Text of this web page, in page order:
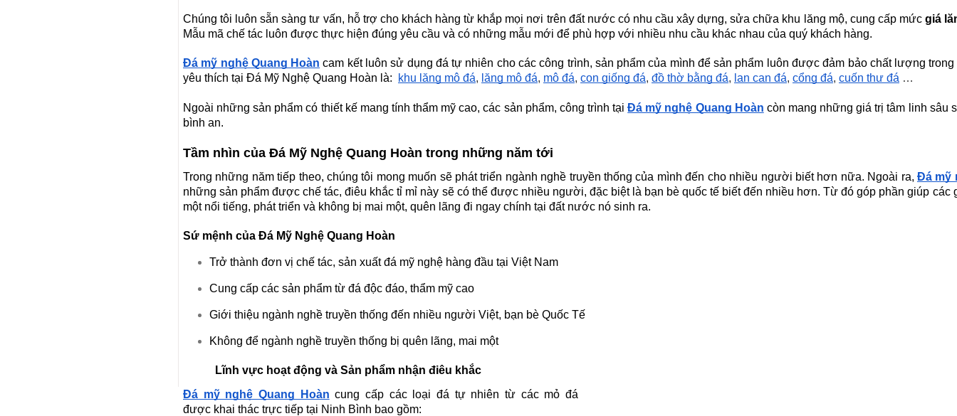
Chúng tôi luôn sẵn sàng tư vấn, hỗ trợ cho khách hàng từ khắp mọi nơi trên đất nước có nhu cầu xây dựng, sửa chữa khu lăng mộ, cung cấp mứcgiá
Mẫu mã chế tác luôn được thực hiện đúng yêu cầu và có những mẫu mới để phù hợp với nhiều nhu cầu khác nhau của quý khách hàng.
Đá mỹ nghệ Quang Hoàn cam kết luôn sử dụng đá tự nhiên cho các công trình, sản phẩm của mình để sản phẩm luôn được đảm bảo chất lượng
yêu thích tại Đá Mỹ Nghệ Quang Hoàn là:
khu lăng mộ đá, lăng mộ đá, mộ đá, con giống đá, đồ thờ bằng đá, lan can đá, cổng đá, cuốn thư đá …
Ngoài những sản phẩm có thiết kế mang tính thẩm mỹ cao, các sản phẩm, công trình tạiĐá mỹ nghệ Quang Hoàn còn mang những giá trị tâm linh sâu
bình an.
Tầm nhìn của Đá Mỹ Nghệ Quang Hoàn trong những năm tới
Trong những năm tiếp theo, chúng tôi mong muốn sẽ phát triển ngành nghề truyền thống của mình đến cho nhiều người biết hơn nữa. Ngoài ra, Đá mỹ
những sản phẩm được chế tác, điêu khắc tỉ mỉ này sẽ có thể được nhiều người, đặc biệt là bạn bè quốc tế biết đến nhiều hơn. Từ đó góp phần giúp các
một nổi tiếng, phát triển và không bị mai một, quên lãng đi ngay chính tại đất nước nó sinh ra.
Sứ mệnh của Đá Mỹ Nghệ Quang Hoàn
Trở thành đơn vị chế tác, sản xuất đá mỹ nghệ hàng đầu tại Việt Nam
Cung cấp các sản phẩm từ đá độc đáo, thẩm mỹ cao
Giới thiệu ngành nghề truyền thống đến nhiều người Việt, bạn bè Quốc Tế
Không để ngành nghề truyền thống bị quên lãng, mai một
Lĩnh vực hoạt động và Sản phẩm nhận điêu khắc
Đá mỹ nghệ Quang Hoàn cung cấp các loại đá tự nhiên từ các mỏ đá
được khai thác trực tiếp tại Ninh Bình bao gồm: